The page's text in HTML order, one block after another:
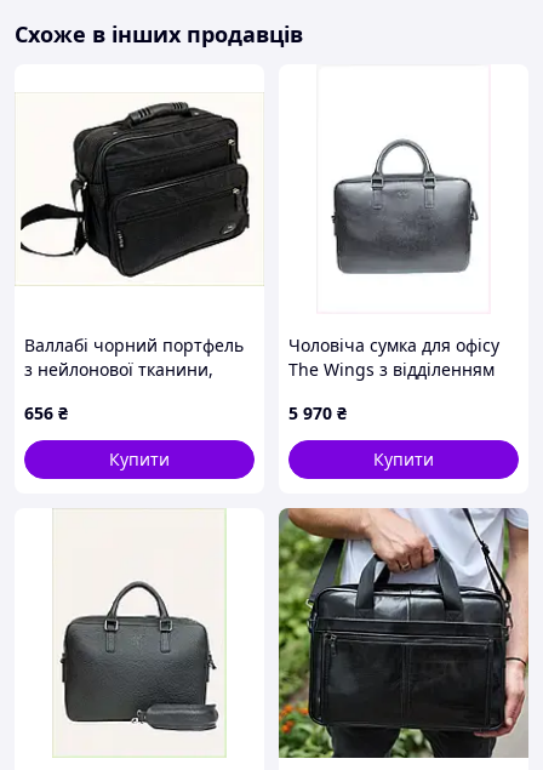
Схоже в інших продавців
Валлабі чорний портфель
з нейлонової тканини,
656 ₴
Купити
Чоловіча сумка для офісу
The Wings з відділенням
5 970 ₴
Купити